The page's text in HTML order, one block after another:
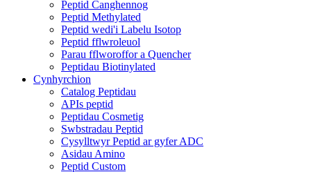
Peptid Canghennog
Peptid Methylated
Peptid wedi'i Labelu Isotop
Peptid fflwroleuol
Parau fflworoffor a Quencher
Peptidau Biotinylated
Cynhyrchion
Catalog Peptidau
APIs peptid
Peptidau Cosmetig
Swbstradau Peptid
Cysylltwyr Peptid ar gyfer ADC
Asidau Amino
Peptid Custom